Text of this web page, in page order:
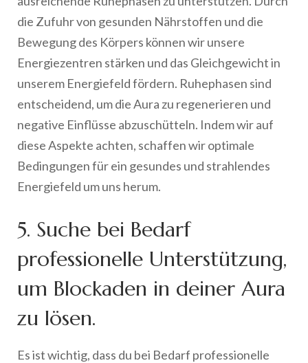
die Zufuhr von gesunden Nährstoffen und die
Bewegung des Körpers können wir unsere
Energiezentren stärken und das Gleichgewicht in
unserem Energiefeld fördern. Ruhephasen sind
entscheidend, um die Aura zu regenerieren und
negative Einflüsse abzuschütteln. Indem wir auf
diese Aspekte achten, schaffen wir optimale
Bedingungen für ein gesundes und strahlendes
Energiefeld um uns herum.
5. Suche bei Bedarf
professionelle Unterstützung,
um Blockaden in deiner Aura
zu lösen.
Es ist wichtig, dass du bei Bedarf professionelle